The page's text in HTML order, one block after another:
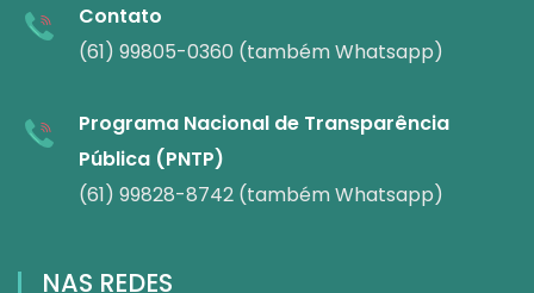
Contato
(61) 99805-0360 (também Whatsapp)
Programa Nacional de Transparência
Pública (PNTP)
(61) 99828-8742 (também Whatsapp)
NAS REDES